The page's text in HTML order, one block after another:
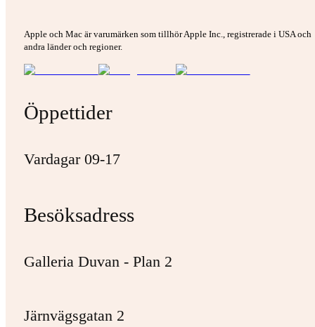
Apple och Mac är varumärken som tillhör Apple Inc., registrerade i USA och
andra länder och regioner.
Öppettider
Vardagar 09-17
Besöksadress
Galleria Duvan - Plan 2
Järnvägsgatan 2